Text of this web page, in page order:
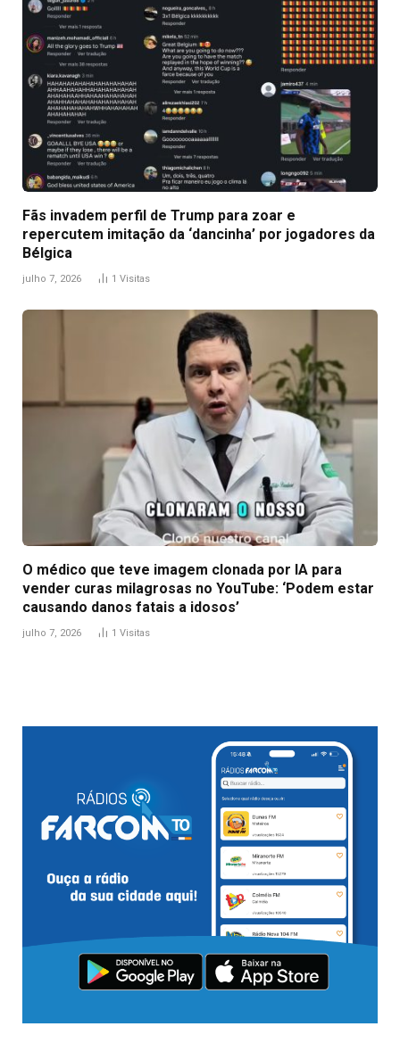
Fãs invadem perfil de Trump para zoar e
repercutem imitação da ‘dancinha’ por jogadores da
Bélgica
julho 7, 2026 1 Visitas
O médico que teve imagem clonada por IA para
vender curas milagrosas no YouTube: ‘Podem estar
causando danos fatais a idosos’
julho 7, 2026 1 Visitas